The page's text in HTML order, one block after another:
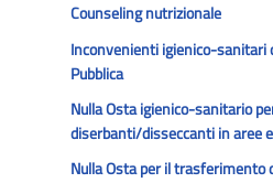
Counseling nutrizionale
Inconvenienti igienico-sanitari
Pubblica
Nulla Osta igienico-sanitario
diserbanti/disseccanti in aree
Nulla Osta per il trasferimento